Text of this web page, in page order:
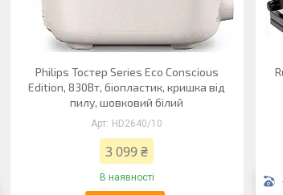
Philips Тостер Series Eco Conscious
Edition, 830Вт, біопластик, кришка від
пилу, шовковий білий
HD2640/10
3 099 ₴
В наявності